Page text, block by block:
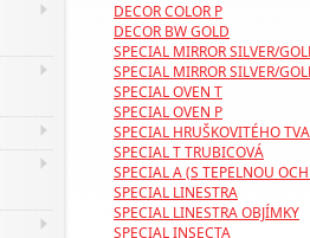
DECOR COLOR P
DECOR BW GOLD
SPECIAL MIRROR SILVER/
SPECIAL MIRROR SILVER/
SPECIAL OVEN T
SPECIAL OVEN P
SPECIAL HRUŠKOVITÉHO
SPECIAL T TRUBICOVÁ
SPECIAL A (S TEPELNOU
SPECIAL LINESTRA
SPECIAL LINESTRA OBJÍMKY
SPECIAL INSECTA